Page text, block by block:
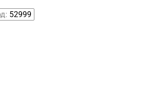
52999